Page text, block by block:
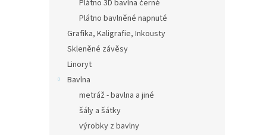
Plátno 3D bavlna černé
Plátno bavlněné napnuté
Grafika, Kaligrafie, Inkousty
Skleněné závěsy
Linoryt
Bavlna
metráž - bavlna a jiné
šály a šátky
výrobky z bavlny